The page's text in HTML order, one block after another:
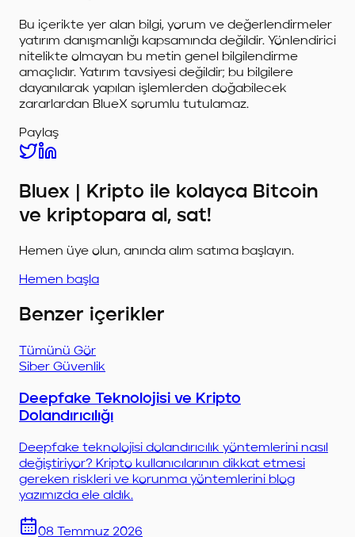
Bu içerikte yer alan bilgi, yorum ve değerlendirmeler
yatırım danışmanlığı kapsamında değildir. Yönlendirici
nitelikte olmayan bu metin genel bilgilendirme
amaçlıdır. Yatırım tavsiyesi değildir; bu bilgilere
dayanılarak yapılan işlemlerden doğabilecek
zararlardan BlueX sorumlu tutulamaz.
Paylaş
Bluex | Kripto ile kolayca Bitcoin
ve kriptopara al, sat!
Hemen üye olun, anında alım satıma başlayın.
Hemen başla
Benzer içerikler
Tümünü Gör
Siber Güvenlik
Deepfake Teknolojisi ve Kripto
Dolandırıcılığı
Deepfake teknolojisi dolandırıcılık yöntemlerini nasıl
değiştiriyor? Kripto kullanıcılarının dikkat etmesi
gereken riskleri ve korunma yöntemlerini blog
yazımızda ele aldık.
08 Temmuz 2026